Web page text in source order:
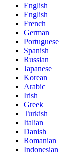
English
English
French
German
Portuguese
Spanish
Russian
Japanese
Korean
Arabic
Irish
Greek
Turkish
Italian
Danish
Romanian
Indonesian